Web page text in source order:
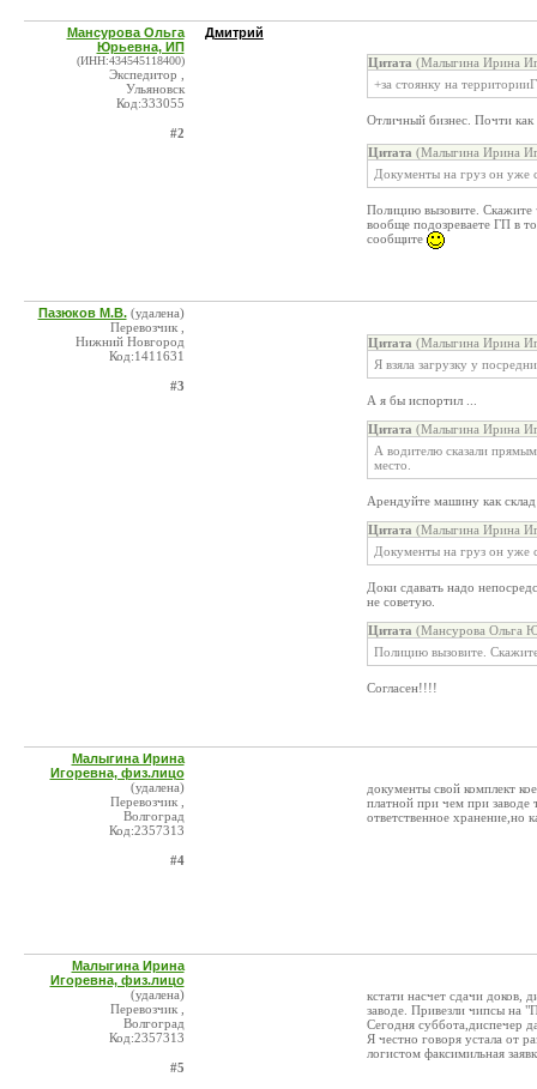
Мансурова Ольга
Юрьевна, ИП
(ИНН:434545118400)
Экспедитор ,
Ульяновск
Код:333055
#2
Дмитрий
Цитата (Малыгина Ирина
+за стоянку на
Отличный бизнес. Почти как
Цитата (Малыгина Ирина
Документы на груз он уже
Полицию вызовите. Скажите
вообще подозреваете ГП в
сообщите
Пазюков М.В. (удалена)
Перевозчик ,
Нижний Новгород
Код:1411631
#3
Цитата (Малыгина Ирина
Я взяла загрузку у
А я бы испортил ...
Цитата (Малыгина Ирина
А водителю сказали
место.
Арендуйте машину как
Цитата (Малыгина Ирина
Документы на груз он уже
Доки сдавать надо
не советую.
Цитата (Мансурова Ольга
Полицию вызовите.
Согласен!!!!
Малыгина Ирина
Игоревна, физ.лицо
(удалена)
Перевозчик ,
Волгоград
Код:2357313
#4
документы свой комплект
платной при чем при заводе
ответственное хранение,но
Малыгина Ирина
Игоревна, физ.лицо
(удалена)
Перевозчик ,
Волгоград
Код:2357313
#5
кстати насчет сдачи доков,
заводе. Привезли чипсы на
Сегодня суббота,диспечер
Я честно говоря устала от
логистом факсимильная